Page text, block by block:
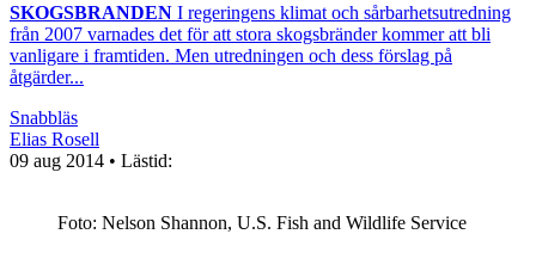
SKOGSBRANDEN I regeringens klimat och sårbarhetsutredning
från 2007 varnades det för att stora skogsbränder kommer att bli
vanligare i framtiden. Men utredningen och dess förslag på
åtgärder...
Snabbläs
Elias Rosell
09 aug 2014 • Lästid:
Foto: Nelson Shannon, U.S. Fish and Wildlife Service